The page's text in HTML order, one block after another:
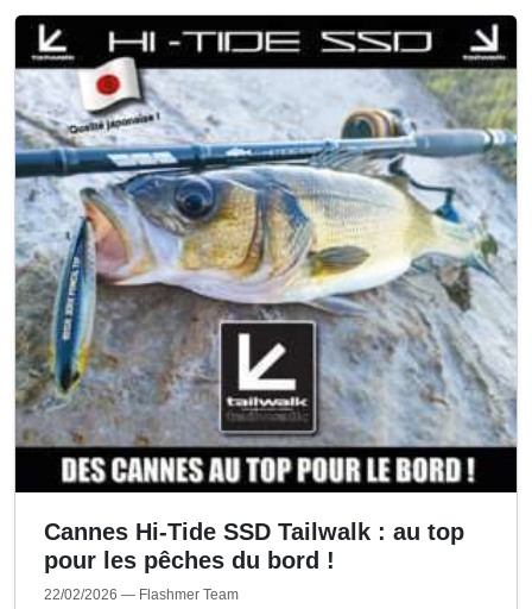
Cannes Hi-Tide SSD Tailwalk : au top
pour les pêches du bord !
22/02/2026 — Flashmer Team